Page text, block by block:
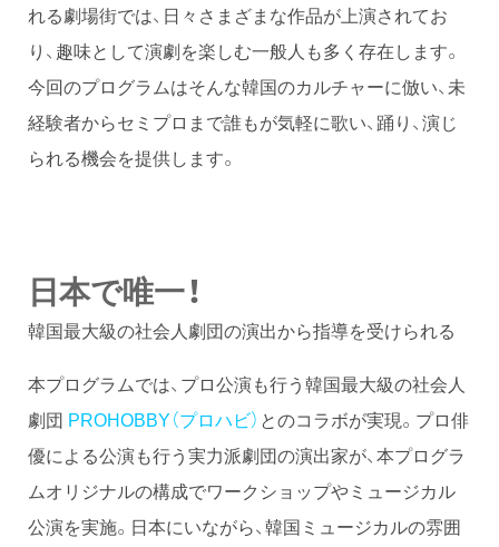
れる劇場街では、日々さまざまな作品が上演されてお
り、趣味として演劇を楽しむ一般人も多く存在します。
今回のプログラムはそんな韓国のカルチャーに倣い、未
経験者からセミプロまで誰もが気軽に歌い、踊り、演じ
られる機会を提供します。
日本で唯一！
韓国最大級の社会人劇団の演出から指導を受けられる
本プログラムでは、プロ公演も行う韓国最大級の社会人
劇団 PROHOBBY（プロハビ） とのコラボが実現。プロ俳
優による公演も行う実力派劇団の演出家が、本プログラ
ムオリジナルの構成でワークショップやミュージカル
公演を実施。日本にいながら、韓国ミュージカルの雰囲